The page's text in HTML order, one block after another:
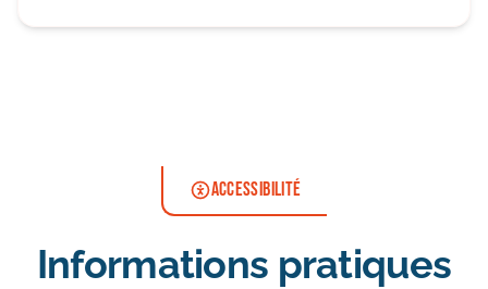
ACCESSIBILITÉ
Informations pratiques